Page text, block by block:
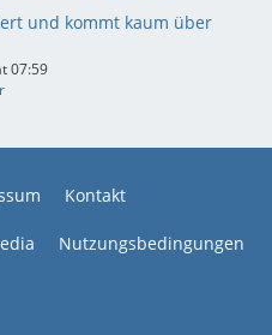
und kommt kaum über
07:59
Kontakt
Nutzungsbedingungen